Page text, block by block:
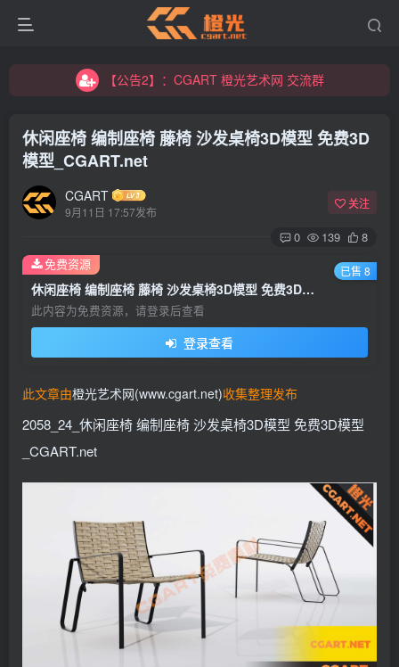
【公告2】：CGART 橙光艺术网 交流群
【公告2】：CGART 橙光艺术网 交流群
休闲座椅 编制座椅 藤椅 沙发桌椅3D模型 免费3D
模型_CGART.net
CGART
9月11日 17:57发布
关注
0 139 8
休闲座椅 编制座椅 藤椅 沙发桌椅3D模型 免费3D模型_CGART.net
此内容为免费资源，请登录后查看
登录查看
免费资源 已售 8
此文章由橙光艺术网(www.cgart.net)收集整理发布
2058_24_休闲座椅 编制座椅 沙发桌椅3D模型 免费3D模型
_CGART.net